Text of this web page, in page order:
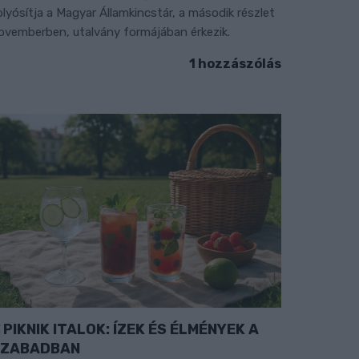
a Magyar Államkincstár, a második részlet
utalvány formájában érkezik.
1 hozzászólás
PIKNIK ITALOK: ÍZEK ÉS ÉLMÉNYEK A